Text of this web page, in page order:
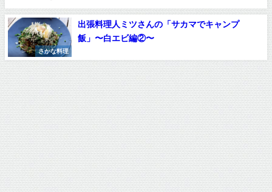
さかな料理
出張料理人ミツさんの「サカマでキャンプ
飯」〜白エビ編②〜